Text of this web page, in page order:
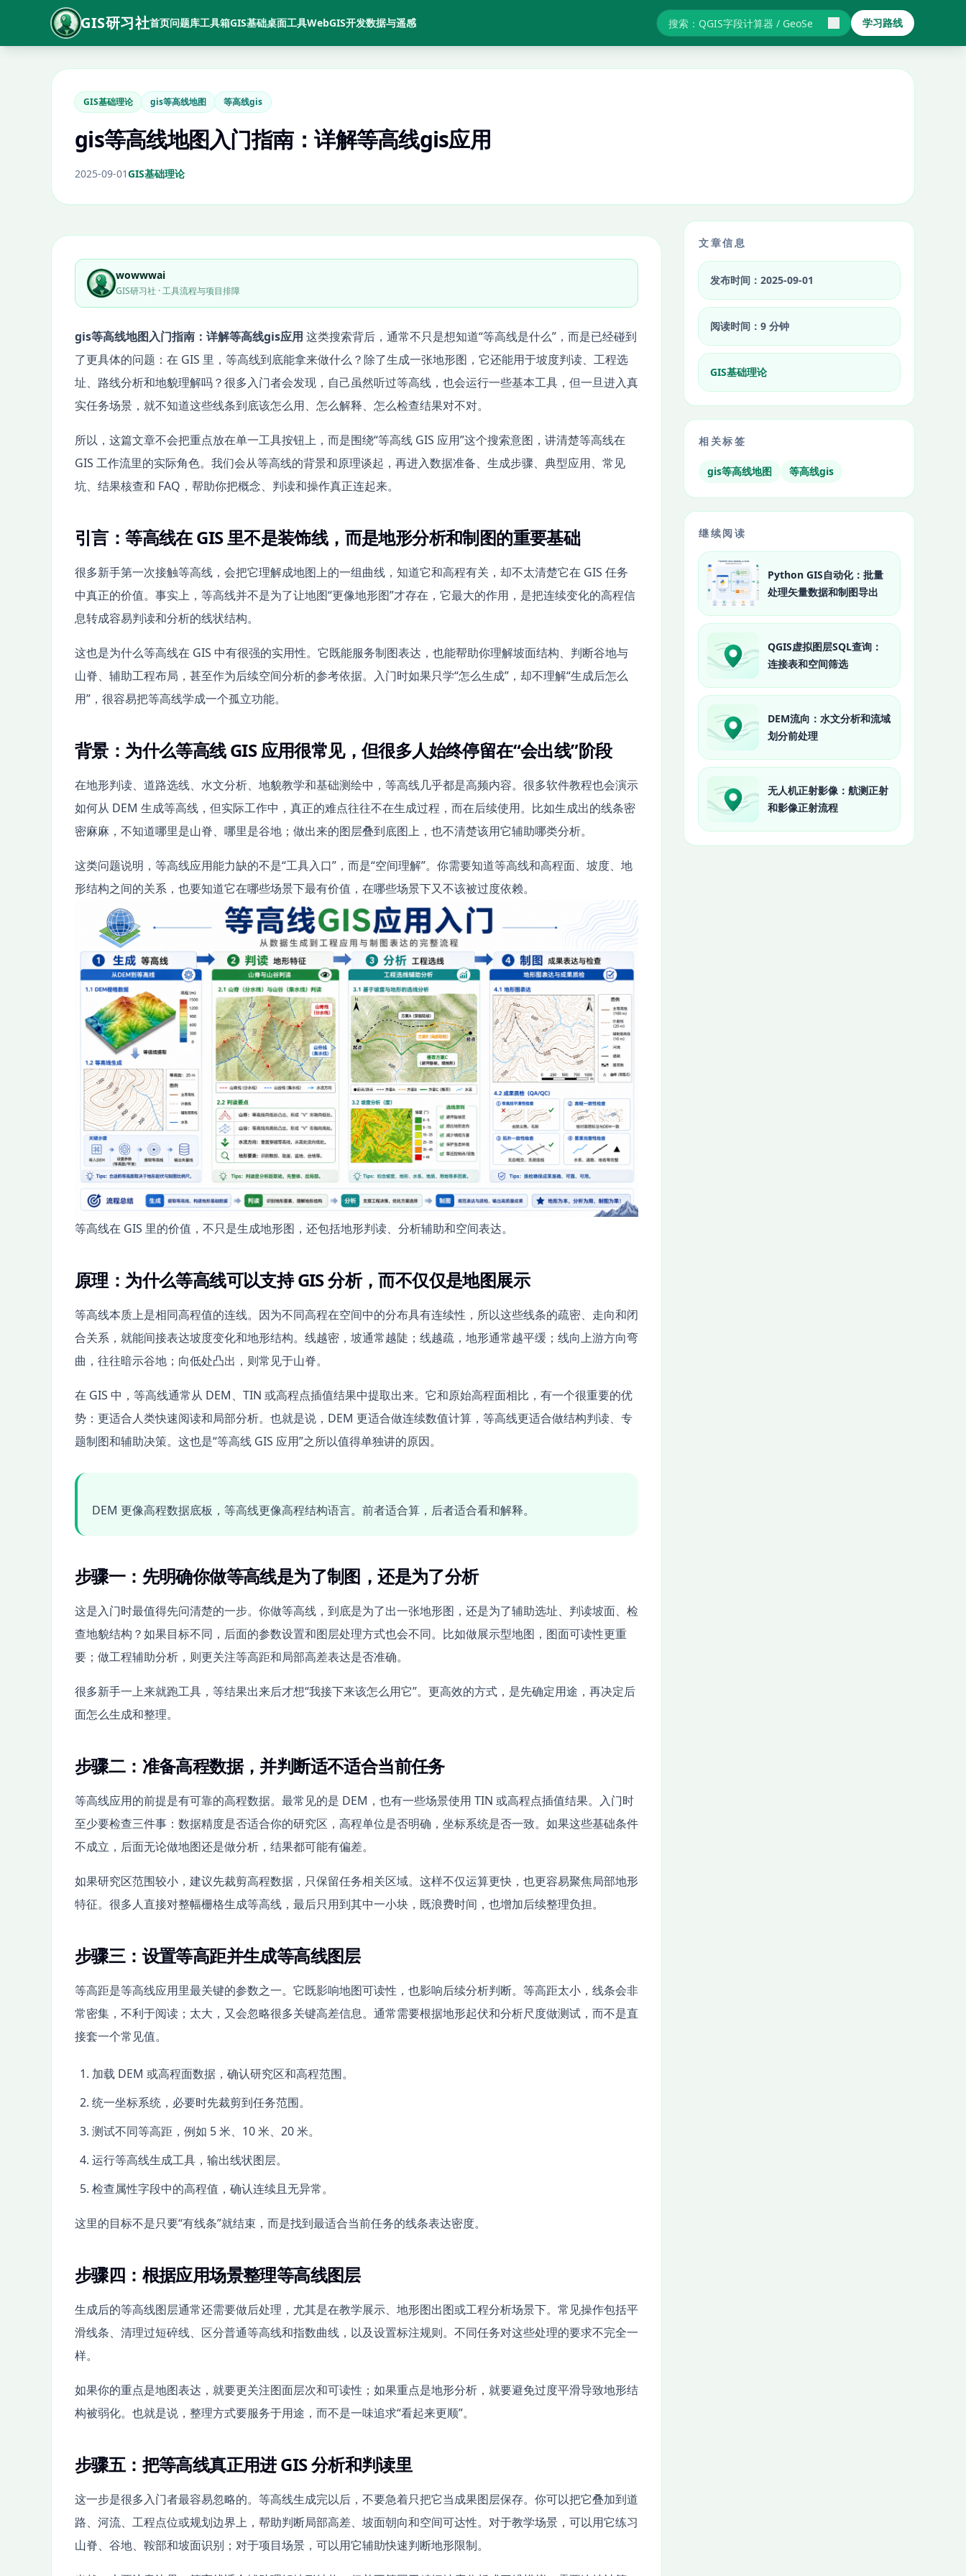
GIS研习社首页问题库工具箱GIS基础桌面工具WebGIS开发数据与遥感 搜索GIS教程与报错 学习路线
GIS基础理论 gis等高线地图 等高线gis
gis等高线地图入门指南：详解等高线gis应用
2025-09-01GIS基础理论
wowwwai
GIS研习社 · 工具流程与项目排障
gis等高线地图入门指南：详解等高线gis应用 这类搜索背后，通常不只是想知道“等高线是什么”，而是已经碰到
了更具体的问题：在 GIS 里，等高线到底能拿来做什么？除了生成一张地形图，它还能用于坡度判读、工程选
址、路线分析和地貌理解吗？很多入门者会发现，自己虽然听过等高线，也会运行一些基本工具，但一旦进入真
实任务场景，就不知道这些线条到底该怎么用、怎么解释、怎么检查结果对不对。
所以，这篇文章不会把重点放在单一工具按钮上，而是围绕“等高线 GIS 应用”这个搜索意图，讲清楚等高线在
GIS 工作流里的实际角色。我们会从等高线的背景和原理谈起，再进入数据准备、生成步骤、典型应用、常见
坑、结果核查和 FAQ，帮助你把概念、判读和操作真正连起来。
引言：等高线在 GIS 里不是装饰线，而是地形分析和制图的重要基础
很多新手第一次接触等高线，会把它理解成地图上的一组曲线，知道它和高程有关，却不太清楚它在 GIS 任务
中真正的价值。事实上，等高线并不是为了让地图“更像地形图”才存在，它最大的作用，是把连续变化的高程信
息转成容易判读和分析的线状结构。
这也是为什么等高线在 GIS 中有很强的实用性。它既能服务制图表达，也能帮助你理解坡面结构、判断谷地与
山脊、辅助工程布局，甚至作为后续空间分析的参考依据。入门时如果只学“怎么生成”，却不理解“生成后怎么
用”，很容易把等高线学成一个孤立功能。
背景：为什么等高线 GIS 应用很常见，但很多人始终停留在“会出线”阶段
在地形判读、道路选线、水文分析、地貌教学和基础测绘中，等高线几乎都是高频内容。很多软件教程也会演示
如何从 DEM 生成等高线，但实际工作中，真正的难点往往不在生成过程，而在后续使用。比如生成出的线条密
密麻麻，不知道哪里是山脊、哪里是谷地；做出来的图层叠到底图上，也不清楚该用它辅助哪类分析。
这类问题说明，等高线应用能力缺的不是“工具入口”，而是“空间理解”。你需要知道等高线和高程面、坡度、地
形结构之间的关系，也要知道它在哪些场景下最有价值，在哪些场景下又不该被过度依赖。
等高线在 GIS 里的价值，不只是生成地形图，还包括地形判读、分析辅助和空间表达。
原理：为什么等高线可以支持 GIS 分析，而不仅仅是地图展示
等高线本质上是相同高程值的连线。因为不同高程在空间中的分布具有连续性，所以这些线条的疏密、走向和闭
合关系，就能间接表达坡度变化和地形结构。线越密，坡通常越陡；线越疏，地形通常越平缓；线向上游方向弯
曲，往往暗示谷地；向低处凸出，则常见于山脊。
在 GIS 中，等高线通常从 DEM、TIN 或高程点插值结果中提取出来。它和原始高程面相比，有一个很重要的优
势：更适合人类快速阅读和局部分析。也就是说，DEM 更适合做连续数值计算，等高线更适合做结构判读、专
题制图和辅助决策。这也是“等高线 GIS 应用”之所以值得单独讲的原因。
DEM 更像高程数据底板，等高线更像高程结构语言。前者适合算，后者适合看和解释。
步骤一：先明确你做等高线是为了制图，还是为了分析
这是入门时最值得先问清楚的一步。你做等高线，到底是为了出一张地形图，还是为了辅助选址、判读坡面、检
查地貌结构？如果目标不同，后面的参数设置和图层处理方式也会不同。比如做展示型地图，图面可读性更重
要；做工程辅助分析，则更关注等高距和局部高差表达是否准确。
很多新手一上来就跑工具，等结果出来后才想“我接下来该怎么用它”。更高效的方式，是先确定用途，再决定后
面怎么生成和整理。
步骤二：准备高程数据，并判断适不适合当前任务
等高线应用的前提是有可靠的高程数据。最常见的是 DEM，也有一些场景使用 TIN 或高程点插值结果。入门时
至少要检查三件事：数据精度是否适合你的研究区，高程单位是否明确，坐标系统是否一致。如果这些基础条件
不成立，后面无论做地图还是做分析，结果都可能有偏差。
如果研究区范围较小，建议先裁剪高程数据，只保留任务相关区域。这样不仅运算更快，也更容易聚焦局部地形
特征。很多人直接对整幅栅格生成等高线，最后只用到其中一小块，既浪费时间，也增加后续整理负担。
步骤三：设置等高距并生成等高线图层
等高距是等高线应用里最关键的参数之一。它既影响地图可读性，也影响后续分析判断。等高距太小，线条会非
常密集，不利于阅读；太大，又会忽略很多关键高差信息。通常需要根据地形起伏和分析尺度做测试，而不是直
接套一个常见值。
加载 DEM 或高程面数据，确认研究区和高程范围。
统一坐标系统，必要时先裁剪到任务范围。
测试不同等高距，例如 5 米、10 米、20 米。
运行等高线生成工具，输出线状图层。
检查属性字段中的高程值，确认连续且无异常。
这里的目标不是只要“有线条”就结束，而是找到最适合当前任务的线条表达密度。
步骤四：根据应用场景整理等高线图层
生成后的等高线图层通常还需要做后处理，尤其是在教学展示、地形图出图或工程分析场景下。常见操作包括平
滑线条、清理过短碎线、区分普通等高线和指数曲线，以及设置标注规则。不同任务对这些处理的要求不完全一
样。
如果你的重点是地图表达，就要更关注图面层次和可读性；如果重点是地形分析，就要避免过度平滑导致地形结
构被弱化。也就是说，整理方式要服务于用途，而不是一味追求“看起来更顺”。
步骤五：把等高线真正用进 GIS 分析和判读里
这一步是很多入门者最容易忽略的。等高线生成完以后，不要急着只把它当成果图层保存。你可以把它叠加到道
路、河流、工程点位或规划边界上，帮助判断局部高差、坡面朝向和空间可达性。对于教学场景，可以用它练习
山脊、谷地、鞍部和坡面识别；对于项目场景，可以用它辅助快速判断地形限制。
文章信息
发布时间：2025-09-01
阅读时间：9 分钟
GIS基础理论
相关标签
gis等高线地图 等高线gis
继续阅读
Python GIS自动化：批量
处理矢量数据和制图导出
QGIS虚拟图层SQL查询：
连接表和空间筛选
DEM流向：水文分析和流域
划分前处理
无人机正射影像：航测正射
和影像正射流程